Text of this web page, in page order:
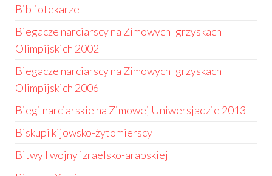
Bibliotekarze
Biegacze narciarscy na Zimowych Igrzyskach
Olimpijskich 2002
Biegacze narciarscy na Zimowych Igrzyskach
Olimpijskich 2006
Biegi narciarskie na Zimowej Uniwersjadzie 2013
Biskupi kijowsko-żytomierscy
Bitwy I wojny izraelsko-arabskiej